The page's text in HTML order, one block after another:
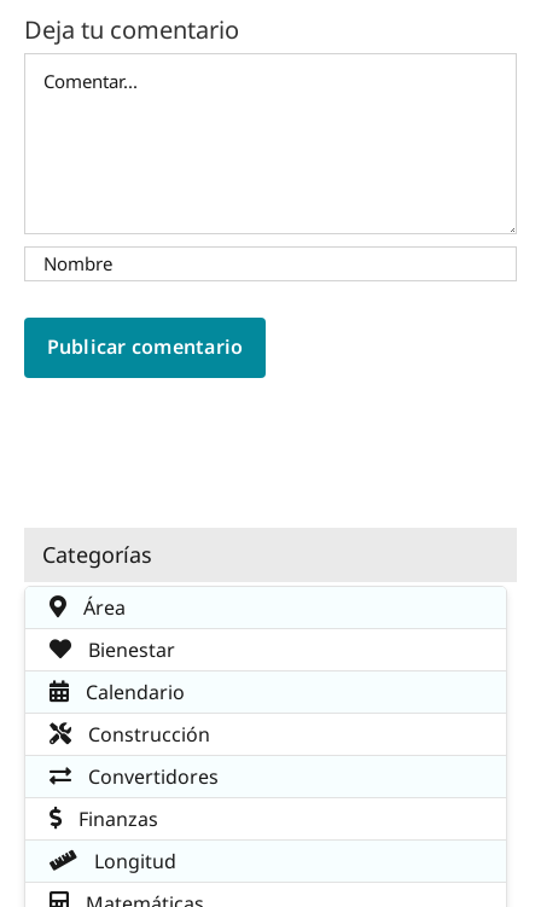
Deja tu comentario
Categorías
Área
Bienestar
Calendario
Construcción
Convertidores
Finanzas
Longitud